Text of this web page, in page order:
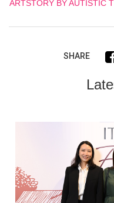
ARTSTORY BY AUTISTIC
SHARE